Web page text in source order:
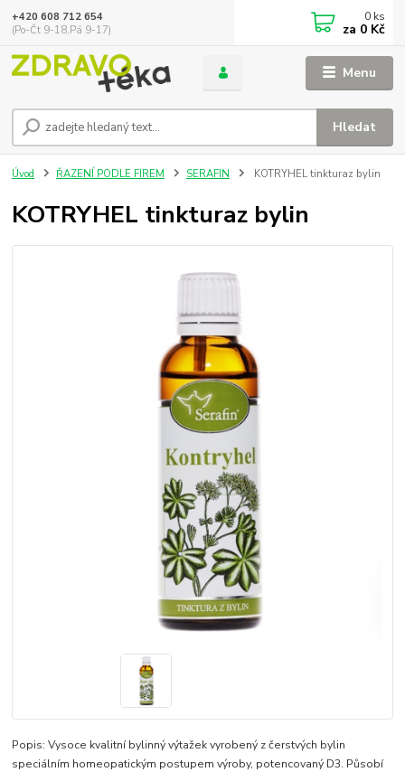
Menu
Hledat
+420 608 712 654
(Po-Čt 9-18,Pá 9-17)
0 ks
za 0 Kč
Úvod ŘAZENÍ PODLE FIREM SERAFIN KOTRYHEL tinkturaz bylin
KOTRYHEL tinkturaz bylin
Popis: Vysoce kvalitní bylinný výtažek vyrobený z čerstvých bylin
speciálním homeopatickým postupem výroby, potencovaný D3. Působí